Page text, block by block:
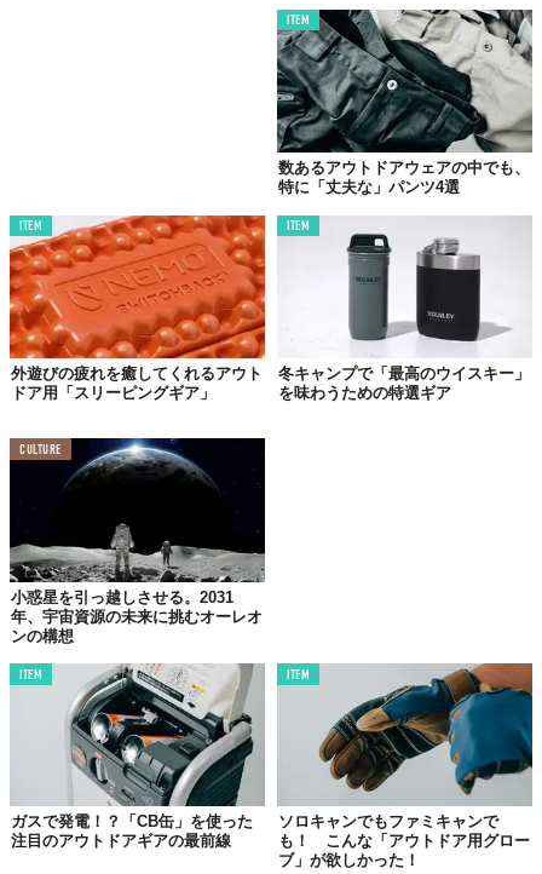
ITEM
数あるアウトドアウェアの中でも、
特に「丈夫な」パンツ4選
ITEM
外遊びの疲れを癒してくれるアウト
ドア用「スリーピングギア」
ITEM
冬キャンプで「最高のウイスキー」
を味わうための特選ギア
CULTURE
小惑星を引っ越しさせる。2031
年、宇宙資源の未来に挑むオーレオ
ンの構想
ITEM
ガスで発電！？「CB缶」を使った
注目のアウトドアギアの最前線
ITEM
ソロキャンでもファミキャンで
も！ こんな「アウトドア用グロー
ブ」が欲しかった！